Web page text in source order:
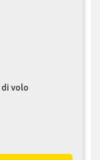
volo